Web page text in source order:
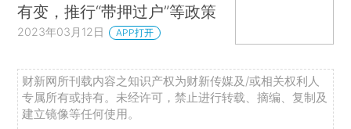
有变，推行“带押过户”等政策
2023年03月12日 APP打开
财新网所刊载内容之知识产权为财新传媒及/或相关权利人
专属所有或持有。未经许可，禁止进行转载、摘编、复制及
建立镜像等任何使用。